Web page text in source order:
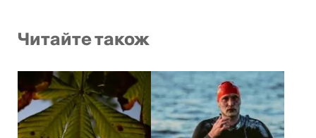
Читайте також